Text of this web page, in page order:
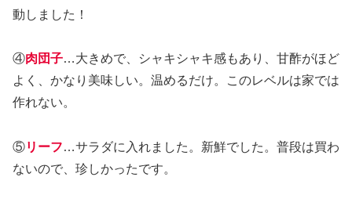
動しました！
④肉団子…大きめで、シャキシャキ感もあり、甘酢がほど
よく、かなり美味しい。温めるだけ。このレベルは家では
作れない。
⑤リーフ…サラダに入れました。新鮮でした。普段は買わ
ないので、珍しかったです。